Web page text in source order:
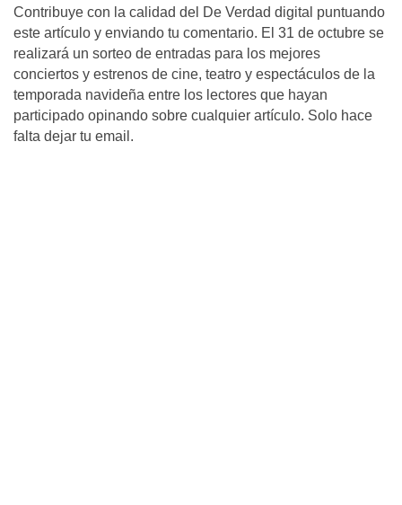
Contribuye con la calidad del De Verdad digital puntuando
este artículo y enviando tu comentario. El 31 de octubre se
realizará un sorteo de entradas para los mejores
conciertos y estrenos de cine, teatro y espectáculos de la
temporada navideña entre los lectores que hayan
participado opinando sobre cualquier artículo. Solo hace
falta dejar tu email.